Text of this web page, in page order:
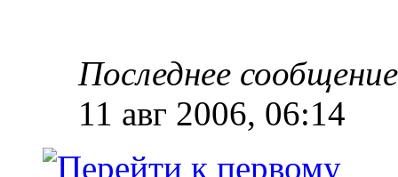
Последнее
11 авг 2006, 06:14